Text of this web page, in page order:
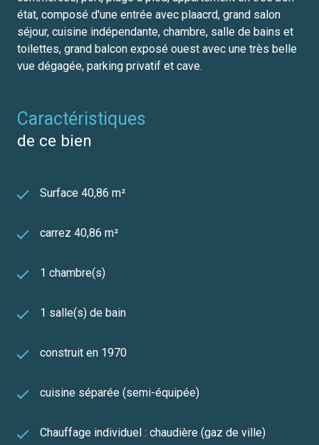
état, composé d'une entrée avec plaacrd, grand salon
séjour, cuisine indépendante, chambre, salle de bains et
toilettes, grand balcon exposé ouest avec une très belle
vue dégagée, parking privatif et cave.
caractéristiques
de ce bien
Surface 40,86 m²
carrez 40,86 m²
1 chambre(s)
1 salle(s) de bain
construit en 1970
cuisine séparée (semi-équipée)
Chauffage individuel : chaudière (gaz de ville)